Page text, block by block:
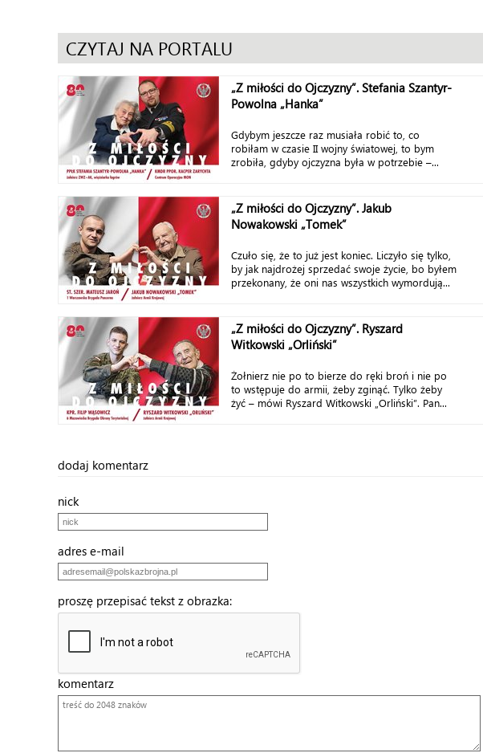
CZYTAJ NA PORTALU
„Z miłości do Ojczyzny”. Stefania Szantyr-
Powolna „Hanka”
Gdybym jeszcze raz musiała robić to, co
robiłam w czasie II wojny światowej, to bym
zrobiła, gdyby ojczyzna była w potrzebie –...
„Z miłości do Ojczyzny”. Jakub
Nowakowski „Tomek”
Czuło się, że to już jest koniec. Liczyło się tylko,
by jak najdrożej sprzedać swoje życie, bo byłem
przekonany, że oni nas wszystkich wymordują...
„Z miłości do Ojczyzny”. Ryszard
Witkowski „Orliński”
Żołnierz nie po to bierze do ręki broń i nie po
to wstępuje do armii, żeby zginąć. Tylko żeby
żyć – mówi Ryszard Witkowski „Orliński”. Pan...
dodaj komentarz
nick
adres e-mail
proszę przepisać tekst z obrazka:
komentarz